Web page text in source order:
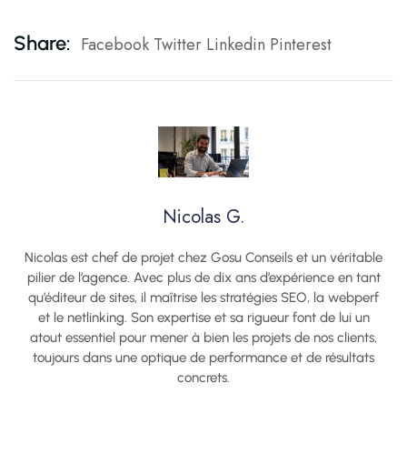
Share: Facebook Twitter Linkedin Pinterest
Nicolas G.
Nicolas est chef de projet chez Gosu Conseils et un véritable
pilier de l’agence. Avec plus de dix ans d’expérience en tant
qu’éditeur de sites, il maîtrise les stratégies SEO, la webperf
et le netlinking. Son expertise et sa rigueur font de lui un
atout essentiel pour mener à bien les projets de nos clients,
toujours dans une optique de performance et de résultats
concrets.